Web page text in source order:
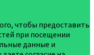
чтобы предоставить
при посещении
данные и